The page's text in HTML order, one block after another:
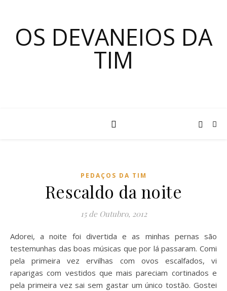
OS DEVANEIOS DA
TIM
PEDAÇOS DA TIM
Rescaldo da noite
15 de Outubro, 2012
Adorei, a noite foi divertida e as minhas pernas são
testemunhas das boas músicas que por lá passaram. Comi
pela primeira vez ervilhas com ovos escalfados, vi
raparigas com vestidos que mais pareciam cortinados e
pela primeira vez sai sem gastar um único tostão. Gostei